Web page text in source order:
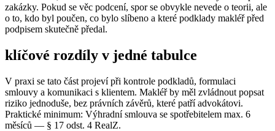
zakázky. Pokud se věc podcení, spor se obvykle nevede o teorii, ale
o to, kdo byl poučen, co bylo slíbeno a které podklady makléř před
podpisem skutečně předal.
klíčové rozdíly v jedné tabulce
V praxi se tato část projeví při kontrole podkladů, formulaci
smlouvy a komunikaci s klientem. Makléř by měl zvládnout popsat
riziko jednoduše, bez právních závěrů, které patří advokátovi.
Praktické minimum: Výhradní smlouva se spotřebitelem max. 6
měsíců — § 17 odst. 4 RealZ.